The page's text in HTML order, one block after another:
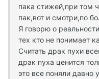
пака стижей,при том
пак,вот и смотри,по
Я говорю о
тех кто не понимает
Считать драк пухи
драк пуха ценится
это все поняли давно